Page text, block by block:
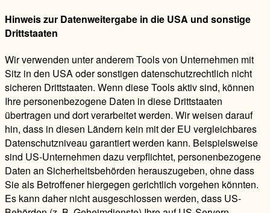
Hinweis zur Datenweitergabe in die USA und sonstige
Drittstaaten
Wir verwenden unter anderem Tools von Unternehmen mit
Sitz in den USA oder sonstigen datenschutzrechtlich nicht
sicheren Drittstaaten. Wenn diese Tools aktiv sind, können
Ihre personenbezogene Daten in diese Drittstaaten
übertragen und dort verarbeitet werden. Wir weisen darauf
hin, dass in diesen Ländern kein mit der EU vergleichbares
Datenschutzniveau garantiert werden kann. Beispielsweise
sind US-Unternehmen dazu verpflichtet, personenbezogene
Daten an Sicherheitsbehörden herauszugeben, ohne dass
Sie als Betroffener hiergegen gerichtlich vorgehen könnten.
Es kann daher nicht ausgeschlossen werden, dass US-